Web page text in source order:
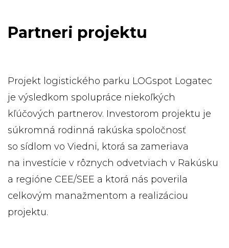
Partneri projektu
Projekt logistického parku LOGspot Logatec
je výsledkom spolupráce niekoľkých
kľúčových partnerov. Investorom projektu je
súkromná rodinná rakúska spoločnosť
so sídlom vo Viedni, ktorá sa zameriava
na investície v rôznych odvetviach v Rakúsku
a regióne CEE/SEE a ktorá nás poverila
celkovým manažmentom a realizáciou
projektu.